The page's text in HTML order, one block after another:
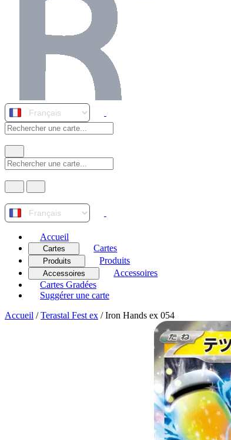
Accueil
Cartes Cartes
Produits Produits
Accessoires
Accessoires
Cartes Gradées
Suggérer une carte
Accueil / Terastal Fest ex / Iron Hands ex 054